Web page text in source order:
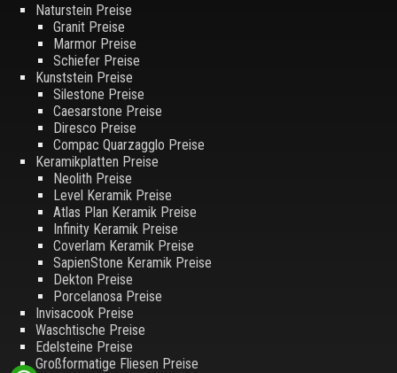
Naturstein Preise
Granit Preise
Marmor Preise
Schiefer Preise
Kunststein Preise
Silestone Preise
Caesarstone Preise
Diresco Preise
Compac Quarzagglo Preise
Keramikplatten Preise
Neolith Preise
Level Keramik Preise
Atlas Plan Keramik Preise
Infinity Keramik Preise
Coverlam Keramik Preise
SapienStone Keramik Preise
Dekton Preise
Porcelanosa Preise
Invisacook Preise
Waschtische Preise
Edelsteine Preise
Großformatige Fliesen Preise